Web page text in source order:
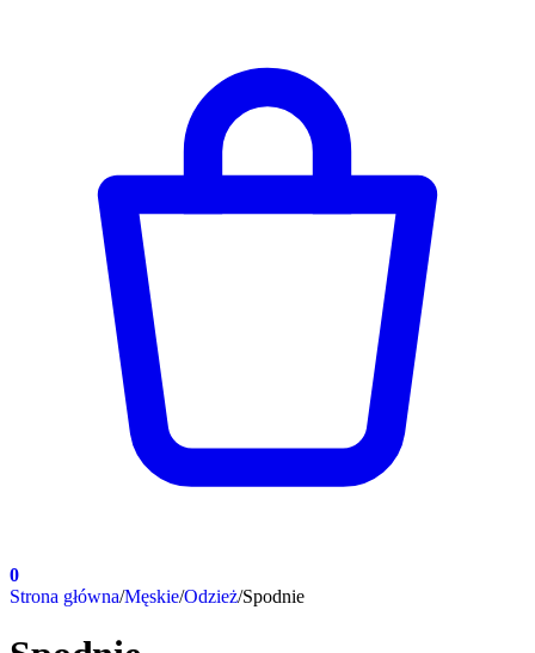
0
Strona główna/Męskie/Odzież/Spodnie